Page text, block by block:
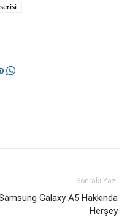
Sonraki Yazı
Galaxy A5 Hakkında
Herşey